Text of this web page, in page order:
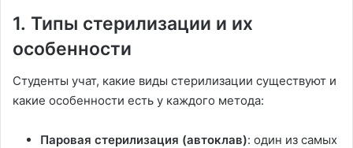
1. Типы стерилизации и их
особенности
Студенты учат, какие виды стерилизации существуют и
какие особенности есть у каждого метода:
Паровая стерилизация (автоклав): один из самых